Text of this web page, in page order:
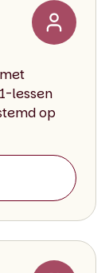
lessen
op